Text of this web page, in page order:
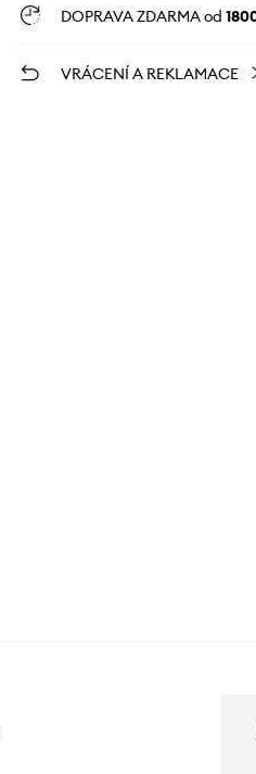
DOPRAVA ZDARMA od
VRÁCENÍ A REKLAMACE